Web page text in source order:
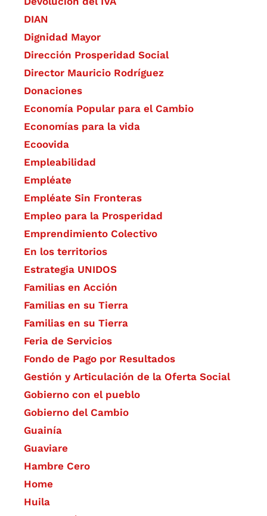
DIAN
Dignidad Mayor
Dirección Prosperidad Social
Director Mauricio Rodríguez
Donaciones
Economía Popular para el Cambio
Economías para la vida
Ecoovida
Empleabilidad
Empléate
Empléate Sin Fronteras
Empleo para la Prosperidad
Emprendimiento Colectivo
En los territorios
Estrategia UNIDOS
Familias en Acción
Familias en su Tierra
Familias en su Tierra
Feria de Servicios
Fondo de Pago por Resultados
Gestión y Articulación de la Oferta Social
Gobierno con el pueblo
Gobierno del Cambio
Guainía
Guaviare
Hambre Cero
Home
Huila